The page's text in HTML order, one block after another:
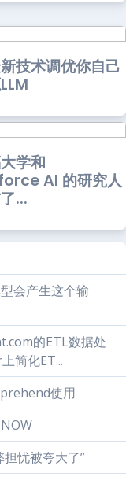
技术调优你自己
学和
AI 的研究人
...
会产生这个输
的ETL数据处
简化ET...
使用
忧被夸大了”